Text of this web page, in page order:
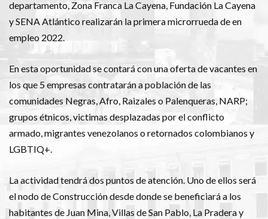
departamento, Zona Franca La Cayena, Fundación La Cayena
y SENA Atlántico realizarán la primera microrrueda de en
empleo 2022.
En esta oportunidad se contará con una oferta de vacantes en
los que 5 empresas contratarán a población de las
comunidades Negras, Afro, Raizales o Palenqueras, NARP;
grupos étnicos, victimas desplazadas por el conflicto
armado, migrantes venezolanos o retornados colombianos y
LGBTIQ+.
La actividad tendrá dos puntos de atención. Uno de ellos será
el nodo de Construcción desde donde se beneficiará a los
habitantes de Juan Mina, Villas de San Pablo, La Pradera y